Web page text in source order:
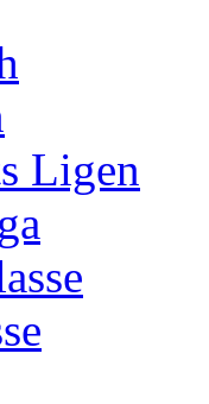
Ligen